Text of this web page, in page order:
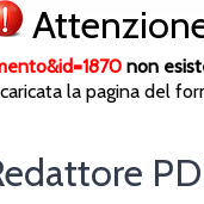
non
la pagina del